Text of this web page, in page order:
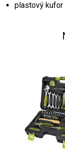
plastový kufor